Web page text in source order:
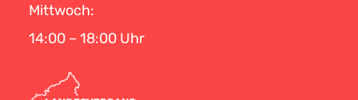
Mittwoch:
14:00 – 18:00 Uhr